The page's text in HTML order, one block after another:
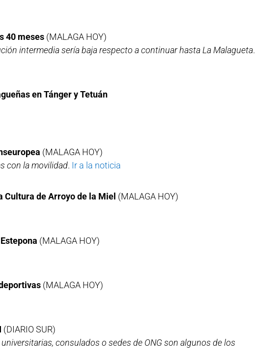
40 meses (MALAGA HOY)
intermedia sería baja respecto a continuar hasta La Malagueta.
en Tánger y Tetuán
(MALAGA HOY)
con la movilidad. Ir a la noticia
Cultura de Arroyo de la Miel (MALAGA HOY)
(MALAGA HOY)
(MALAGA HOY)
(DIARIO SUR)
consulados o sedes de ONG son algunos de los